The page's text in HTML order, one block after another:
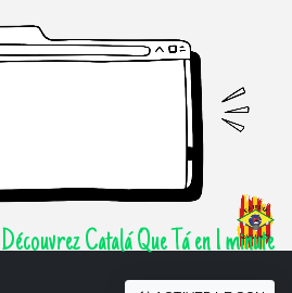
Découvrez Catalá Que Tá en 1 minute